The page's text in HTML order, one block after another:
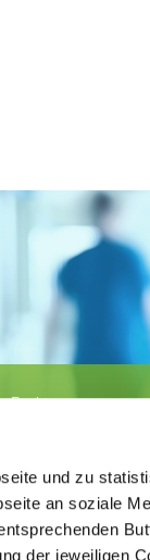
und zu
an soziale
der jeweiligen
Rechts